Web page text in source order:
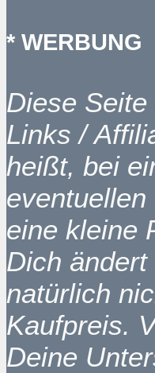
* WERBUNG
Diese
Links /
heißt, bei
eine kleine
Dich
natürlich
Kaufpreis.
Deine